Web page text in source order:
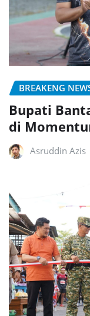
BREAKENG
Bupati
di
Asruddin Azis